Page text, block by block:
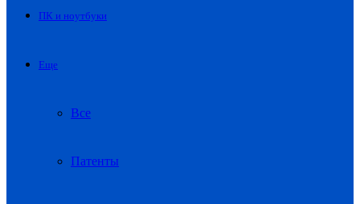
ПК и ноутбуки
Еще
Все
Патенты